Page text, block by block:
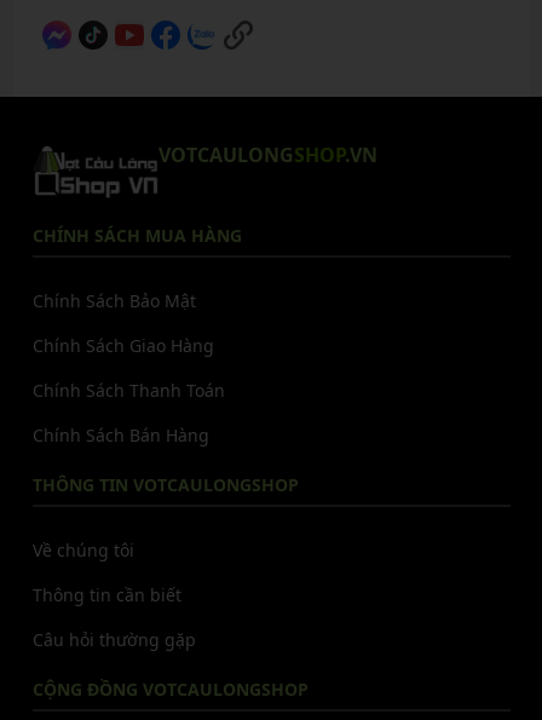
VOTCAULONGSHOP.VN
CHÍNH SÁCH MUA HÀNG
Chính Sách Bảo Mật
Chính Sách Giao Hàng
Chính Sách Thanh Toán
Chính Sách Bán Hàng
THÔNG TIN VOTCAULONGSHOP
Về chúng tôi
Thông tin cần biết
Câu hỏi thường gặp
CỘNG ĐỒNG VOTCAULONGSHOP